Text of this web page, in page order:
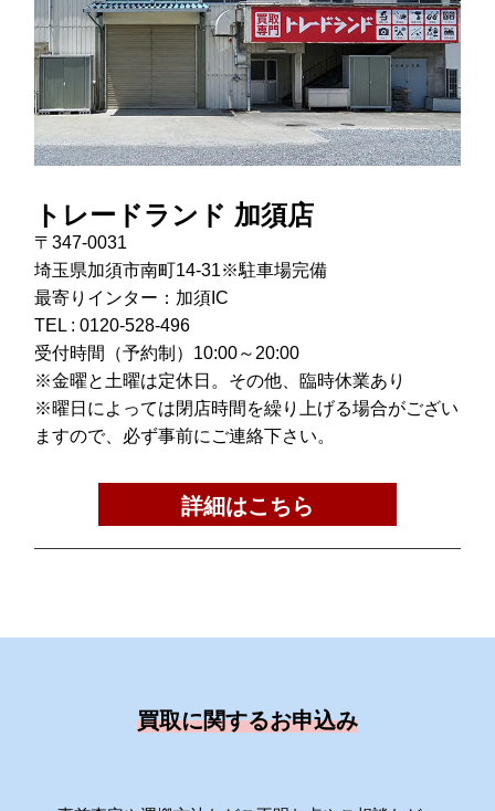
トレードランド 加須店
〒347-0031
埼玉県加須市南町14-31※駐車場完備
最寄りインター：加須IC
TEL : 0120-528-496
受付時間（予約制）10:00～20:00
※金曜と土曜は定休日。その他、臨時休業あり
※曜日によっては閉店時間を繰り上げる場合がござい
ますので、必ず事前にご連絡下さい。
詳細はこちら
買取に関するお申込み